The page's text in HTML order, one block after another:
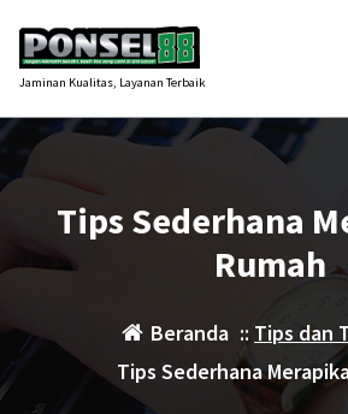
konten
Jaminan Kualitas, Layanan Terbaik
Tips Sederhana
Rumah
Beranda :: Tips dan
Tips Sederhana